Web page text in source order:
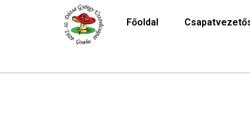
Főoldal